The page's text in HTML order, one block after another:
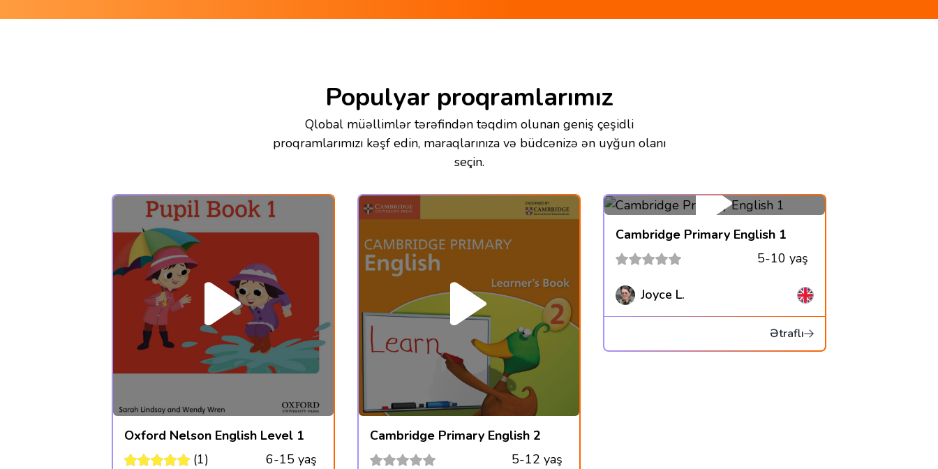
Populyar proqramlarımız
Qlobal müəllimlər tərəfindən təqdim olunan geniş çeşidli
proqramlarımızı kəşf edin, maraqlarınıza və büdcənizə ən uyğun olanı
seçin.
Oxford Nelson English Level 1
(1)
6-15 yaş
Cambridge Primary English 2
5-12 yaş
Cambridge Primary English 1
5-10 yaş
Joyce L.
Ətraflı